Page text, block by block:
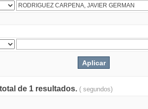
de 1 resultados. ( segundos)